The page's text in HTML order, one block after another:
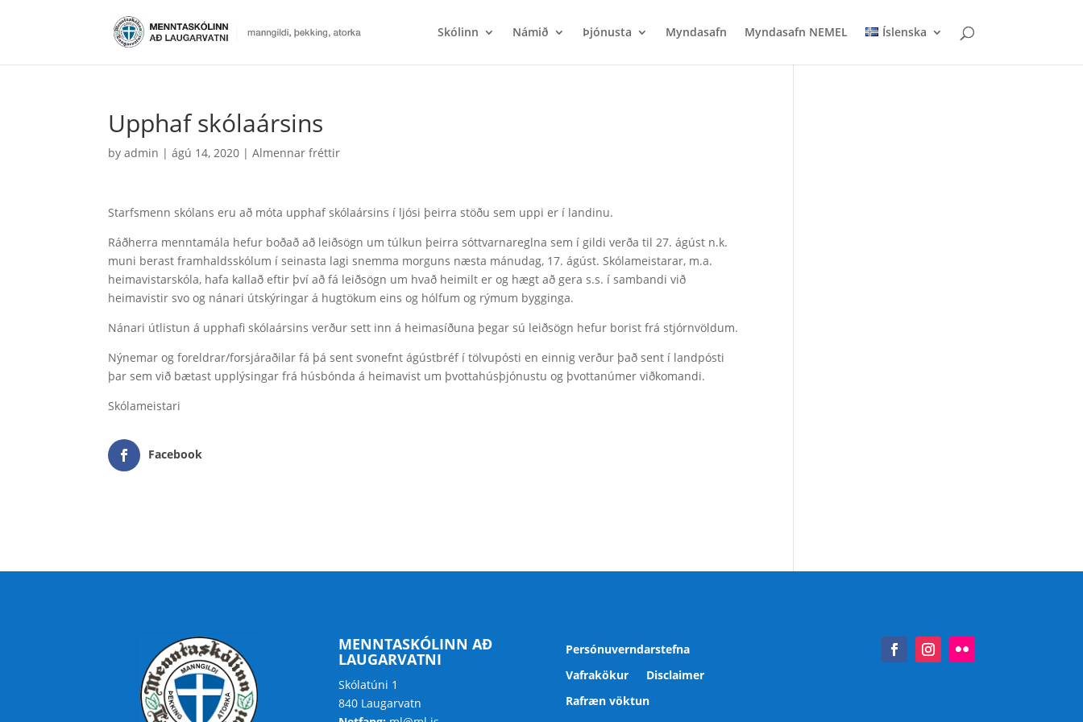
Skólinn Námið Þjónusta Myndasafn Myndasafn NEMEL Íslenska
Upphaf skólaársins
byadmin |ágú 14, 2020 |Almennar fréttir
Starfsmenn skólans eru að móta upphaf skólaársins í ljósi þeirra stöðu sem uppi er í landinu.
Ráðherra menntamála hefur boðað að leiðsögn um túlkun þeirra sóttvarnareglna sem í gildi verða til 27. ágúst n.k.
muni berast framhaldsskólum í seinasta lagi snemma morguns næsta mánudag, 17. ágúst. Skólameistarar, m.a.
heimavistarskóla, hafa kallað eftir því að fá leiðsögn um hvað heimilt er og hægt að gera s.s. í sambandi við
heimavistir svo og nánari útskýringar á hugtökum eins og hólfum og rýmum bygginga.
Nánari útlistun á upphafi skólaársins verður sett inn á heimasíðuna þegar sú leiðsögn hefur borist frá stjórnvöldum.
Nýnemar og foreldrar/forsjáraðilar fá þá sent svonefnt ágústbréf í tölvupósti en einnig verður það sent í landpósti
þar sem við bætast upplýsingar frá húsbónda á heimavist um þvottahúsþjónustu og þvottanúmer viðkomandi.
Skólameistari
Facebook
MENNTASKÓLINN AÐ
LAUGARVATNI
Skólatúni 1
840 Laugarvatn
Persónuverndarstefna
Vafrakökur
Disclaimer
Rafræn vöktun